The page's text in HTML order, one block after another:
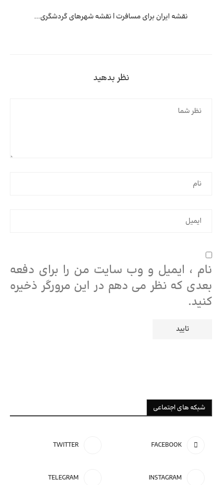
نقشه ایران برای مسافرت | نقشه شهرهای گردشگری...
نظر بدهید
نام ، ایمیل و وب سایت من را برای دفعه
بعدی که نظر می دهم در این مرورگر ذخیره
کنید.
شبکه های اجتماعی
FACEBOOK
TWITTER
INSTAGRAM
TELEGRAM